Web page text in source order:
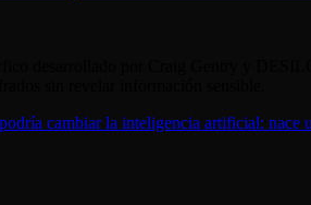
cambiar la inteligencia artificial: nace